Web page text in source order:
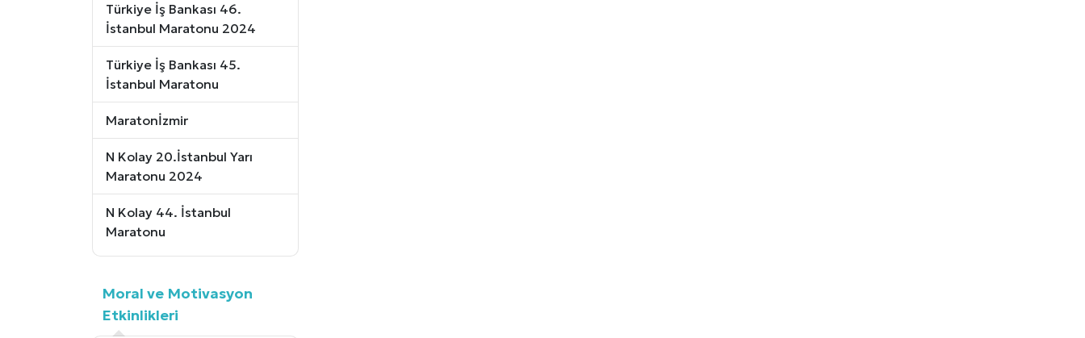
Türkiye İş Bankası 46.
İstanbul Maratonu 2024
Türkiye İş Bankası 45.
İstanbul Maratonu
Maratonİzmir
N Kolay 20.İstanbul Yarı
Maratonu 2024
N Kolay 44. İstanbul
Maratonu
Moral ve Motivasyon
Etkinlikleri